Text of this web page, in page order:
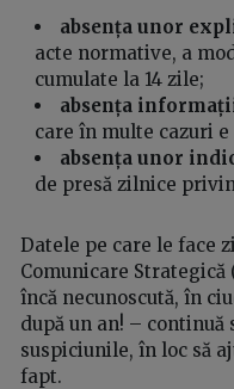
absența unor
acte normative, a
cumulate la 14 zile;
absența
care în multe cazuri
absența unor
de presă zilnice
Datele pe care le face
Comunicare Strategică
încă necunoscută, în
după un an! – continuă
suspiciunile, în loc să
fapt.